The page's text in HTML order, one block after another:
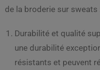
de la broderie sur sweats
Durabilité et qualité
une durabilité
résistants et peuvent